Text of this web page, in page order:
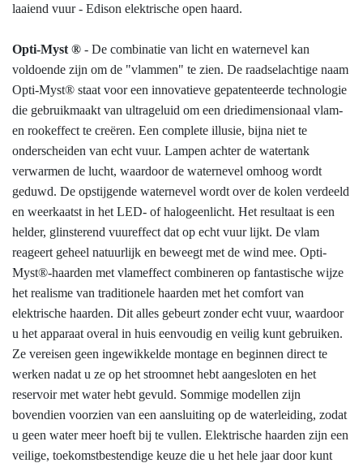
laaiend vuur - Edison elektrische open haard.
Opti-Myst ® - De combinatie van licht en waternevel kan
voldoende zijn om de "vlammen" te zien. De raadselachtige naam
Opti-Myst® staat voor een innovatieve gepatenteerde technologie
die gebruikmaakt van ultrageluid om een ​​driedimensionaal vlam-
en rookeffect te creëren. Een complete illusie, bijna niet te
onderscheiden van echt vuur. Lampen achter de watertank
verwarmen de lucht, waardoor de waternevel omhoog wordt
geduwd. De opstijgende waternevel wordt over de kolen verdeeld
en weerkaatst in het LED- of halogeenlicht. Het resultaat is een
helder, glinsterend vuureffect dat op echt vuur lijkt. De vlam
reageert geheel natuurlijk en beweegt met de wind mee. Opti-
Myst®-haarden met vlameffect combineren op fantastische wijze
het realisme van traditionele haarden met het comfort van
elektrische haarden. Dit alles gebeurt zonder echt vuur, waardoor
u het apparaat overal in huis eenvoudig en veilig kunt gebruiken.
Ze vereisen geen ingewikkelde montage en beginnen direct te
werken nadat u ze op het stroomnet hebt aangesloten en het
reservoir met water hebt gevuld. Sommige modellen zijn
bovendien voorzien van een aansluiting op de waterleiding, zodat
u geen water meer hoeft bij te vullen. Elektrische haarden zijn een
veilige, toekomstbestendige keuze die u het hele jaar door kunt